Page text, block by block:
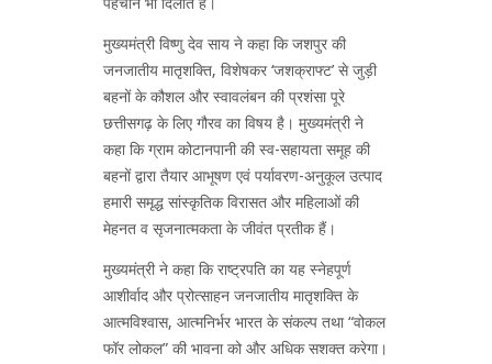
मुख्यमंत्री विष्णु देव साय ने कहा कि जशपुर की
जनजातीय मातृशक्ति, विशेषकर ‘जशक्राफ्ट’ से जुड़ी
बहनों के कौशल और स्वावलंबन की प्रशंसा पूरे
छत्तीसगढ़ के लिए गौरव का विषय है। मुख्यमंत्री ने
कहा कि ग्राम कोटानपानी की स्व-सहायता समूह की
बहनों द्वारा तैयार आभूषण एवं पर्यावरण-अनुकूल उत्पाद
हमारी समृद्ध सांस्कृतिक विरासत और महिलाओं की
मेहनत व सृजनात्मकता के जीवंत प्रतीक हैं।
मुख्यमंत्री ने कहा कि राष्ट्रपति का यह स्नेहपूर्ण
आशीर्वाद और प्रोत्साहन जनजातीय मातृशक्ति के
आत्मविश्वास, आत्मनिर्भर भारत के संकल्प तथा “वोकल
फॉर लोकल” की भावना को और अधिक सशक्त करेगा।